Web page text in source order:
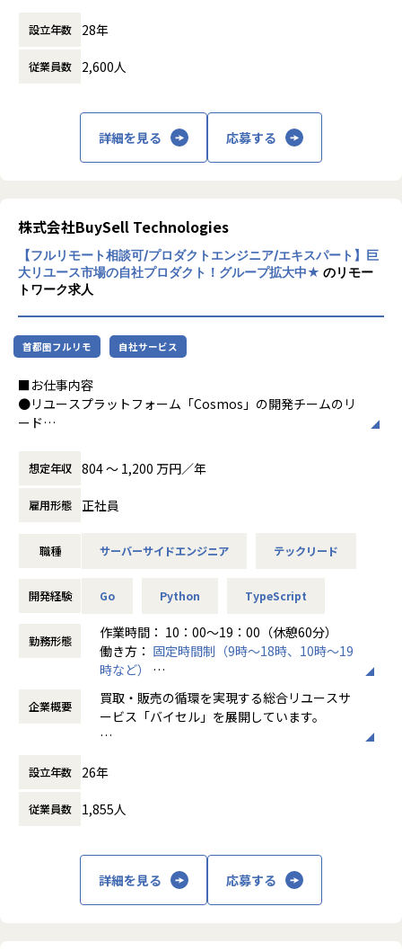
件を検討します！
■当社の特徴
◎自社開発・受託開発拡大中！異動、キャリアチェンジ実績
第三者と相談の上、キャリ
アアップに向けた計画立案を行うことができます。
▼評価制度について
・お客様や同僚からの評価・自己評価・上司の評価など多角
的視点から総合的に判断して正当に評価しています。
▼特徴
・当社では、定時退社を推奨しており、残業は月10Hほど！
ら、着実にスキルアップできる環境です。
で困ったときも、すぐに相談・学べる体制を整えています。
ャリア相談まで、いつでも気軽にご相談いただけます。
▼下記のようなキャリアアップ・キャリアチェンジや、希望
の実現実績有！
・Aさんの場合：テスト業務のみ経験あり
→ 業務システムの開発、設計の案件へアサイン
・Bさんの場合：制御組込系エンジニアとしての経験あり
ン！
・Cさんの場合：サーバーの運用監視業務の経験あり
→AWSなどクラウドインフラを利用する案件へアサイン！
【業務の変更の範囲】
時間外労働の有無： 有（月平均10時間）
設立年数 28年
従業員数 2,600人
詳細を見る 応募する
株式会社BuySell Technologies
【フルリモート相談可/プロダクトエンジニア/エキスパート】巨
大リユース市場の自社プロダクト！グループ拡大中★ のリモー
トワーク求人
首都圏フルリモ 自社サービス
■お仕事内容
●リユースプラットフォーム「Cosmos」の開発チームのリ
ード
にリユースにアクセスできる世界の構築」をビジョンとして
想い描いています。
事業理解と共に、プロダクトと関わるメンバーのサポートを
お任せいたします。
・EM・PdMと協力して、高品質なプロダクトを目指す取り組
・DX(Developer Experience)向上や技術的負債解消の計画
・バックエンド領域でのアーキテクチャ設計構築や技術選定
●バックエンド領域での横断的な取り組み
名まで増加しており、今後も拡大を予定しています。
一方でプロダクト品質や開発生産性を維持することへの課題
次世代のテックリードを創出すべく、CTOやEMと議論して
より良い組織づくりへもご助力いただきたいです。
・開発ガイドラインの策定
・AI活用を前提とした開発体制の構築
想定年収 804 〜 1,200 万円／年
雇用形態 正社員
職種 サーバーサイドエンジニア テックリード
開発経験 Go Python TypeScript
勤務形態
作業時間： 10：00～19：00（休憩60分）
働き方： 固定時間制（9時～18時、10時～19
時など）
時間外労働の有無： 有（月平均10時間）
休憩時間： 60分
企業概要
買取・販売の循環を実現する総合リユースサ
ービス「バイセル」を展開しています。
の必要なものへと変えること。
ないたくさんの"かくれ資産"が、眠ったまま
これらを再流通させることで、"新たなものを
作っては捨てる社会"からの脱却を実現しま
す。
設立年数 26年
従業員数 1,855人
詳細を見る 応募する